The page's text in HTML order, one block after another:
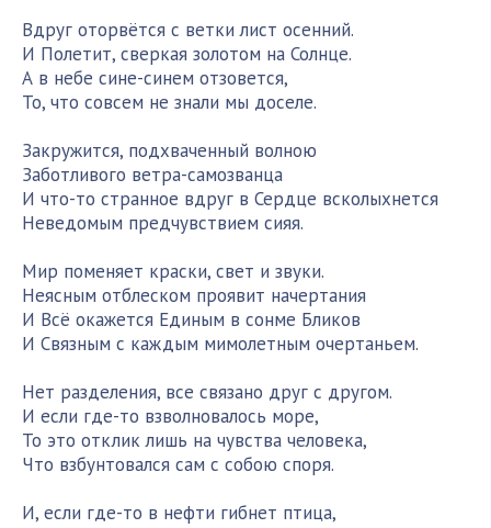
Вдруг оторвётся с ветки лист осенний.
И Полетит, сверкая золотом на Солнце.
А в небе сине-синем отзовется,
То, что совсем не знали мы доселе.
Закружится, подхваченный волною
Заботливого ветра-самозванца
И что-то странное вдруг в Сердце всколыхнется
Неведомым предчувствием сияя.
Мир поменяет краски, свет и звуки.
Неясным отблеском проявит начертания
И Всё окажется Единым в сонме Бликов
И Связным с каждым мимолетным очертаньем.
Нет разделения, все связано друг с другом.
И если где-то взволновалось море,
То это отклик лишь на чувства человека,
Что взбунтовался сам с собою споря.
И, если где-то в нефти гибнет птица,